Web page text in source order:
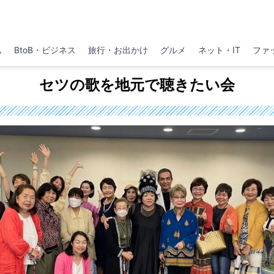
BtoB・ビジネス 旅行・お出かけ グルメ ネット・IT ファ
セツの歌を地元で聴きたい会